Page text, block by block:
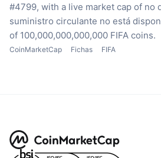
#4799, with a live market cap of no
suministro circulante no está
of 100,000,000,000,000 FIFA coins.
CoinMarketCap Fichas FIFA